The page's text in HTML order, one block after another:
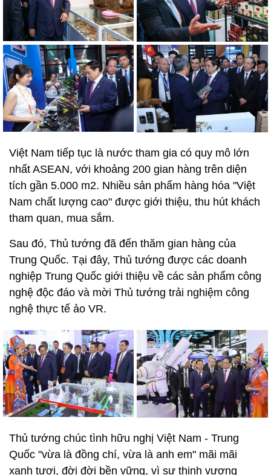
Việt Nam tiếp tục là nước tham gia có quy mô lớn
nhất ASEAN, với khoảng 200 gian hàng trên diện
tích gần 5.000 m2. Nhiều sản phẩm hàng hóa "Việt
Nam chất lượng cao" được giới thiệu, thu hút khách
tham quan, mua sắm.
Sau đó, Thủ tướng đã đến thăm gian hàng của
Trung Quốc. Tại đây, Thủ tướng được các doanh
nghiệp Trung Quốc giới thiệu về các sản phẩm công
nghệ độc đáo và mời Thủ tướng trải nghiệm công
nghệ thực tế ảo VR.
Thủ tướng chúc tình hữu nghị Việt Nam - Trung
Quốc "vừa là đồng chí, vừa là anh em" mãi mãi
xanh tươi, đời đời bền vững, vì sự thịnh vượng